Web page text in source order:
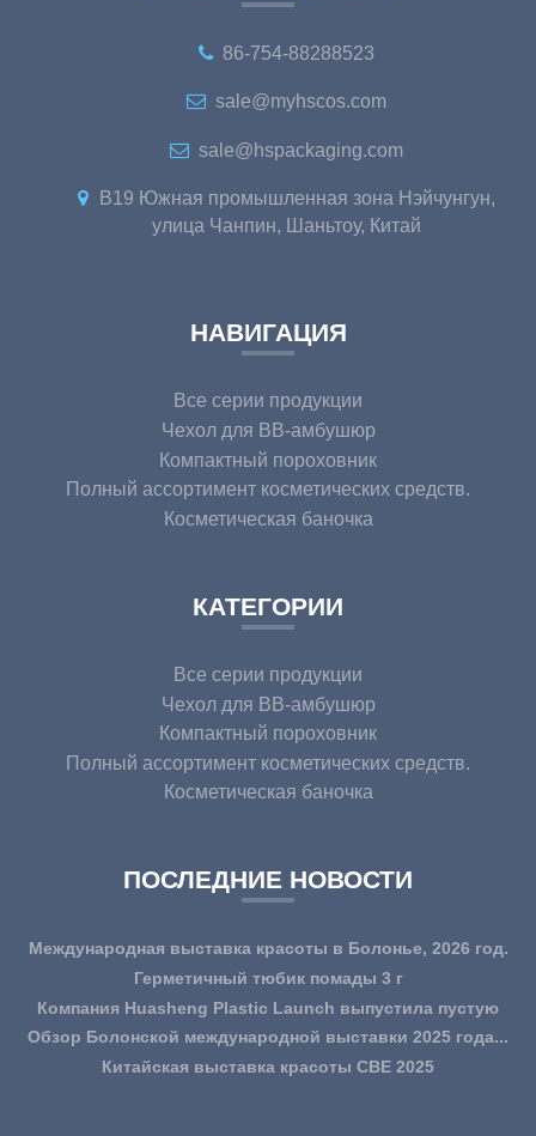
86-754-88288523
sale@myhscos.com
sale@hspackaging.com
B19 Южная промышленная зона Нэйчунгун,
улица Чанпин, Шаньтоу, Китай
НАВИГАЦИЯ
Все серии продукции
Чехол для BB-амбушюр
Компактный пороховник
Полный ассортимент косметических средств.
Косметическая баночка
КАТЕГОРИИ
Все серии продукции
Чехол для BB-амбушюр
Компактный пороховник
Полный ассортимент косметических средств.
Косметическая баночка
ПОСЛЕДНИЕ НОВОСТИ
Международная выставка красоты в Болонье, 2026 год.
Герметичный тюбик помады 3 г
Компания Huasheng Plastic Launch выпустила пустую
пластиковую упаковку на основе ПЦР...
Обзор Болонской международной выставки 2025 года...
Китайская выставка красоты CBE 2025